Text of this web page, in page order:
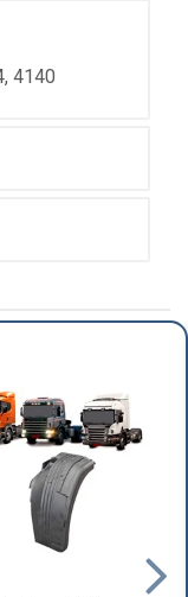
4140